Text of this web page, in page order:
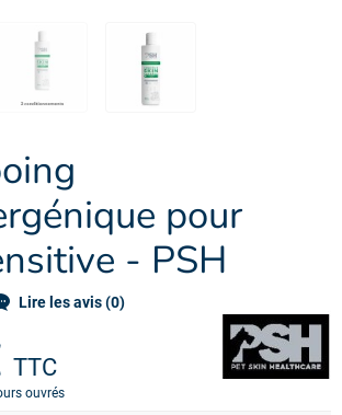
pour
- PSH
Lire les avis (0)
TTC
ouvrés